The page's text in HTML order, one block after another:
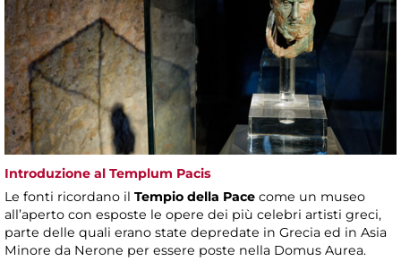
Introduzione al Templum Pacis
Le fonti ricordano il Tempio della Pace come un museo
all’aperto con esposte le opere dei più celebri artisti greci,
parte delle quali erano state depredate in Grecia ed in Asia
Minore da Nerone per essere poste nella Domus Aurea.